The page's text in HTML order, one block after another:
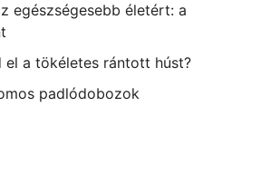
egészségesebb életért: a
el a tökéletes rántott húst?
padlódobozok